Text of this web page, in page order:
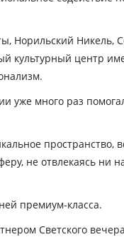
Норильский Никель,
культурный центр
уже много раз
пространство,
не отвлекаясь ни
премиум-класса.
Светского